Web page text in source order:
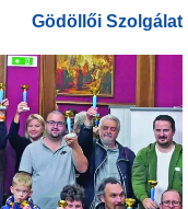
Gödöllői Szolgálat